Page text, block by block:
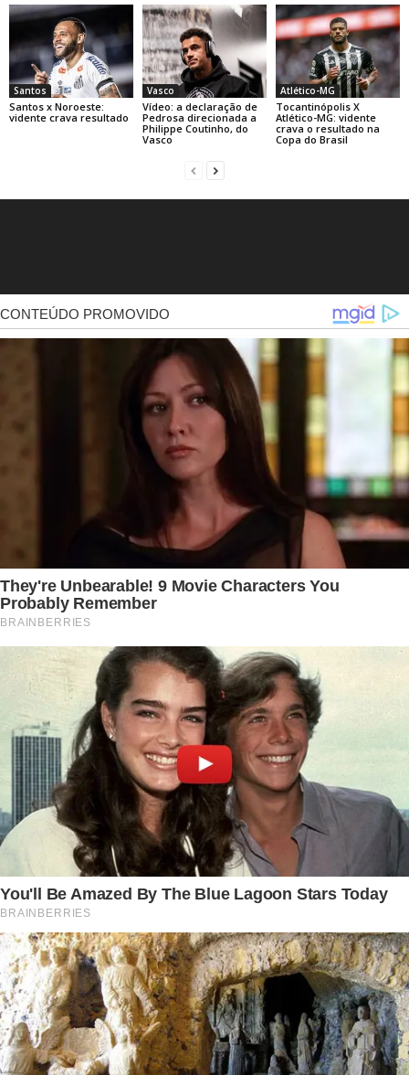
Santos
Santos x Noroeste:
vidente crava resultado
Vasco
Vídeo: a declaração de
Pedrosa direcionada a
Philippe Coutinho, do
Vasco
Atlético-MG
Tocantinópolis X
Atlético-MG: vidente
crava o resultado na
Copa do Brasil